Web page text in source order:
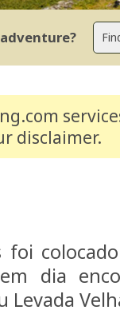
disclaimer.
foi
dia
Levada